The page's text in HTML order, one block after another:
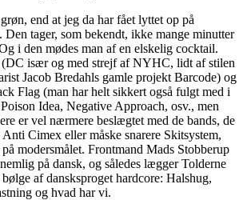
end at jeg da har fået lyttet op på
tager, som bekendt, ikke mange minutter
i den mødes man af en elskelig cocktail.
(DC især og med strejf af NYHC, lidt af stilen
Jacob Bredahls gamle projekt Barcode) og
Flag (man har helt sikkert også fulgt med i
Idea, Negative Approach, osv., men
er vel nærmere beslægtet med de bands, de
Cimex eller måske snarere Skitsystem,
modersmålet. Frontmand Mads Stobberup
på dansk, og således lægger Tolderne
af dansksproget hardcore: Halshug,
og hvad har vi.